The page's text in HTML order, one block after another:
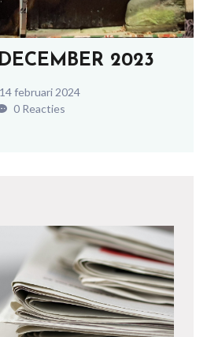
2023
14 februari 2024
0 Reacties